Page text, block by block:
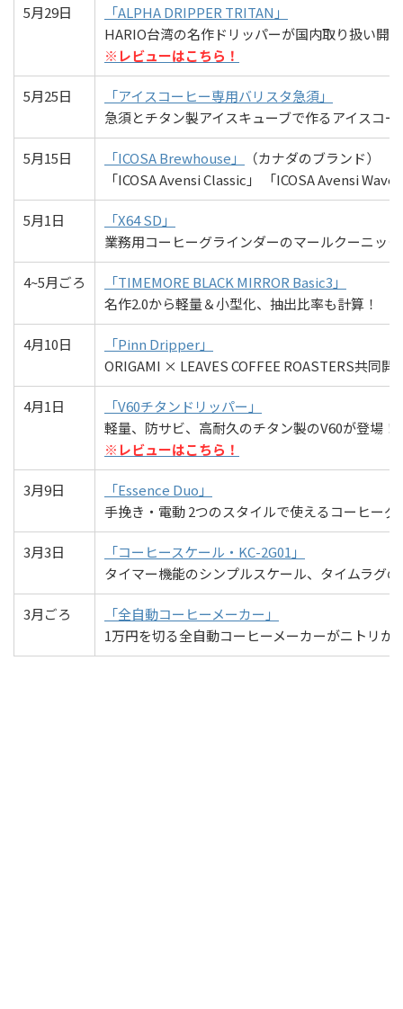
5月29日
「ALPHA DRIPPER TRITAN」
HARIO台湾の名作ドリッパーが国内取り扱い開
※レビューはこちら！
5月25日
「アイスコーヒー専用バリスタ急須」
急須とチタン製アイスキューブで作るアイスコ
5月15日 「ICOSA Brewhouse」
（カナダのブランド）
「ICOSA Avensi Classic」 「ICOSA Avensi
5月1日
「X64 SD」
業務用コーヒーグラインダーのマールクーニッ
4~5月ごろ
「TIMEMORE BLACK MIRROR Basic3」
名作2.0から軽量＆小型化、抽出比率も計算！
4月10日
「Pinn Dripper」
ORIGAMI × LEAVES COFFEE ROASTERS共同
4月1日
「V60チタンドリッパー」
軽量、防サビ、高耐久のチタン製のV60が登場！
※レビューはこちら！
3月9日
「Essence Duo」
手挽き・電動 2つのスタイルで使えるコーヒーグ
3月3日
「コーヒースケール・KC-2G01」
タイマー機能のシンプルスケール、タイムラグ
3月ごろ
「全自動コーヒーメーカー」
1万円を切る全自動コーヒーメーカーがニトリか